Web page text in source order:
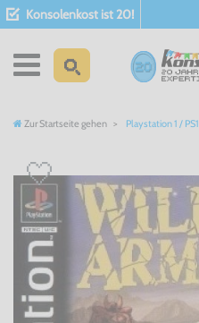
Konsolenkost ist 20!
Zur Startseite gehen Playstation 1 / PS1